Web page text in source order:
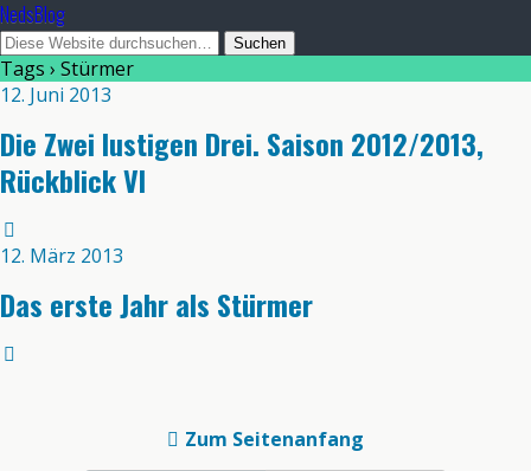
NedsBlog
Tags › Stürmer
12. Juni 2013
Die Zwei lustigen Drei. Saison 2012/2013,
Rückblick VI
12. März 2013
Das erste Jahr als Stürmer
Zum Seitenanfang